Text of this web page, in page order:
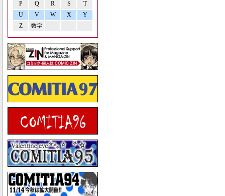
P Q R S
T
U
V W X
Y
Z
数字